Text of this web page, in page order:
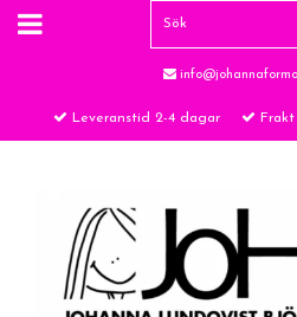
Leveranstid 2-4 dagar Frakt